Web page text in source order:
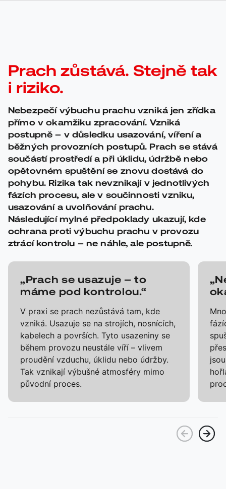
Prach zůstává. Stejně tak
i riziko.
Nebezpečí výbuchu prachu vzniká jen zřídka
přímo v okamžiku zpracování. Vzniká
postupně – v důsledku usazování, víření a
běžných provozních postupů. Prach se stává
součástí prostředí a při úklidu, údržbě nebo
opětovném spuštění se znovu dostává do
pohybu. Rizika tak nevznikají v jednotlivých
fázích procesu, ale v součinnosti vzniku,
usazování a uvolňování prachu.
Následující mylné předpoklady ukazují, kde
ochrana proti výbuchu prachu v provozu
ztrácí kontrolu – ne náhle, ale postupně.
„Prach se usazuje – to
máme pod kontrolou.“
V praxi se prach nezůstává tam, kde
vzniká. Usazuje se na strojích, nosnících,
kabelech a površích. Tyto usazeniny se
během provozu neustále víří – vlivem
proudění vzduchu, úklidu nebo údržby.
Tak vznikají výbušné atmosféry mimo
původní proces.